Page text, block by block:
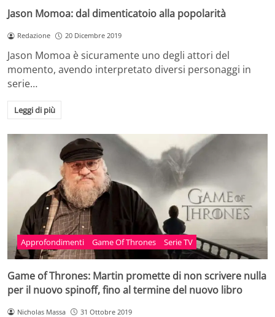
Jason Momoa: dal dimenticatoio alla popolarità
Redazione 20 Dicembre 2019
Jason Momoa è sicuramente uno degli attori del
momento, avendo interpretato diversi personaggi in
serie…
Leggi di più
Approfondimenti Game Of Thrones Serie TV
Game of Thrones: Martin promette di non scrivere nulla
per il nuovo spinoff, fino al termine del nuovo libro
Nicholas Massa 31 Ottobre 2019